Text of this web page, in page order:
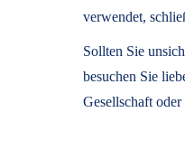
verwendet,
Sollten Sie
besuchen Sie
Gesellschaft